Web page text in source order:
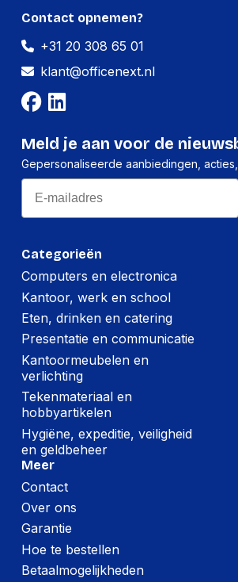
Categorieën
Computers en electronica
Kantoor, werk en school
Eten, drinken en catering
Presentatie en communicatie
Kantoormeubelen en
verlichting
Tekenmateriaal en
hobbyartikelen
Hygiëne, expeditie, veiligheid
en geldbeheer
Meer
Contact
Over ons
Garantie
Hoe te bestellen
Betaalmogelijkheden
Contact opnemen?
+31 20 308 65 01
klant@officenext.nl
Meld je aan voor de
Gepersonaliseerde aanbiedingen,
Email